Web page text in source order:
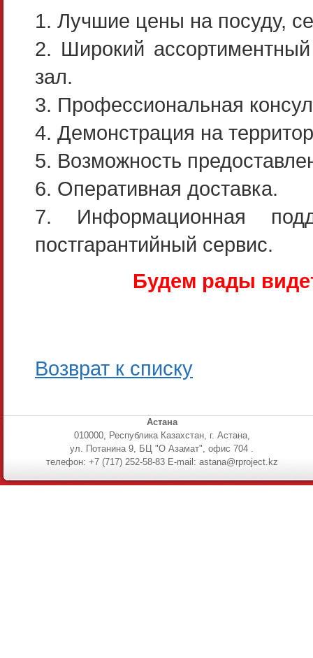
1. Лучшие цены на посуду,
2. Широкий
зал.
3. Профессиональная
4. Демонстрация на
5. Возможность
6. Оперативная доставка.
7. Информационная
постгарантийный сервис.
Будем рады
Возврат к списку
Астана
010000, Республика Казахстан, г. Астана,
ул. Потанина 9, БЦ "О Азамат", офис 704 .
телефон: +7 (717) 252-58-83 E-mail: astana@rproject.kz